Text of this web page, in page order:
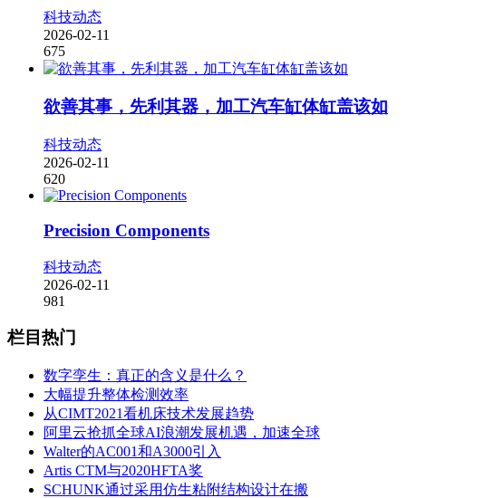
科技动态
2026-02-11
675
欲善其事，先利其器，加工汽车缸体缸盖该如
科技动态
2026-02-11
620
Precision Components
科技动态
2026-02-11
981
栏目热门
数字孪生：真正的含义是什么？
大幅提升整体检测效率
从CIMT2021看机床技术发展趋势
阿里云抢抓全球AI浪潮发展机遇，加速全球
Walter的AC001和A3000引入
Artis CTM与2020HFTA奖
SCHUNK通过采用仿生粘附结构设计在搬